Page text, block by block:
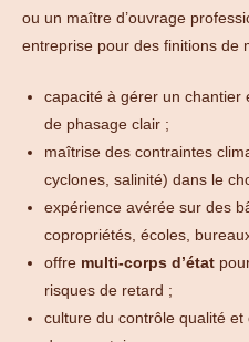
ou un maître d’ouvrage
entreprise pour des finitions de
capacité à gérer un chantier
de phasage clair ;
maîtrise des contraintes
cyclones, salinité) dans le
expérience avérée sur des
copropriétés, écoles,
offre multi-corps d’état
risques de retard ;
culture du contrôle qualité et